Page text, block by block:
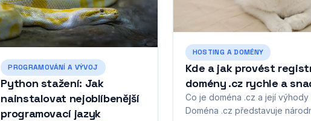
PROGRAMOVÁNÍ A VÝVOJ
Python stažení: Jak
nainstalovat nejoblíbenější
programovací jazyk
HOSTING A DOMÉNY
Kde a jak provést
domény .cz rychle a
Co je doména .cz a její výhody
Doména .cz představuje